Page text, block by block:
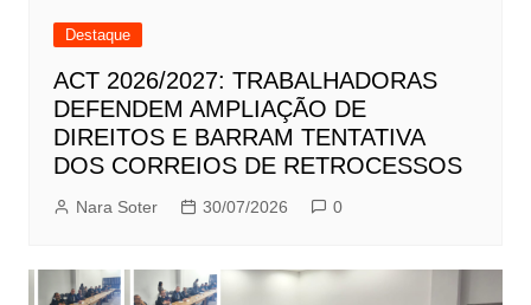
Destaque
ACT 2026/2027: TRABALHADORAS
DEFENDEM AMPLIAÇÃO DE
DIREITOS E BARRAM TENTATIVA
DOS CORREIOS DE RETROCESSOS
Nara Soter 30/07/2026 0